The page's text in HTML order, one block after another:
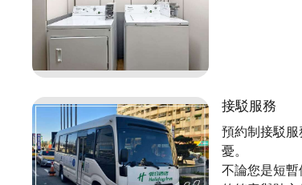
Our shuttle will operate as one-way
service.
Reservation required; seats limited.
Each guest may bring one suitcase of
Thank you for your understanding.
接駁服務
預約制接駁
憂。
不論您是短